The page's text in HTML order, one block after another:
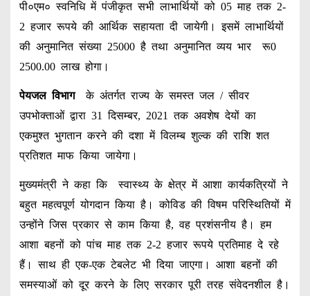
पी०एम० स्वनिधि में पंजीकृत सभी लाभार्थियों को 05 माह तक 2-
2 हजार रूपये की आर्थिक सहायता दी जायेगी। इसमें लाभार्थियों
की अनुमानित संख्या 25000 है तथा अनुमानित व्यय भार रू0
2500.00 लाख होगा।
पेयजल विभाग
के अंतर्गत राज्य के समस्त जल / सीवर
उपभोक्ताओं द्वारा 31 दिसम्बर, 2021 तक अवशेष देयों का
एकमुश्त भुगतान करने की दशा में विलम्ब शुल्क की राशि शत
प्रतिशत माफ किया जायेगा।
मुख्यमंत्री ने कहा कि स्वास्थ्य के क्षेत्र में आशा कार्यकत्रियों ने
बहुत महत्वपूर्ण योगदान किया है। कोविड की विषम परिस्थितियों में
उन्होंने जिस प्रकार से काम किया है, वह प्रशंसनीय है। हम
आशा बहनों को पांच माह तक 2-2 हजार रूपये प्रतिमाह दे रहे
हैं। साथ ही एक-एक टेबलेट भी दिया जाएगा। आशा बहनों की
समस्याओं को दूर करने के लिए सरकार पूरी तरह संवेदनशील है।